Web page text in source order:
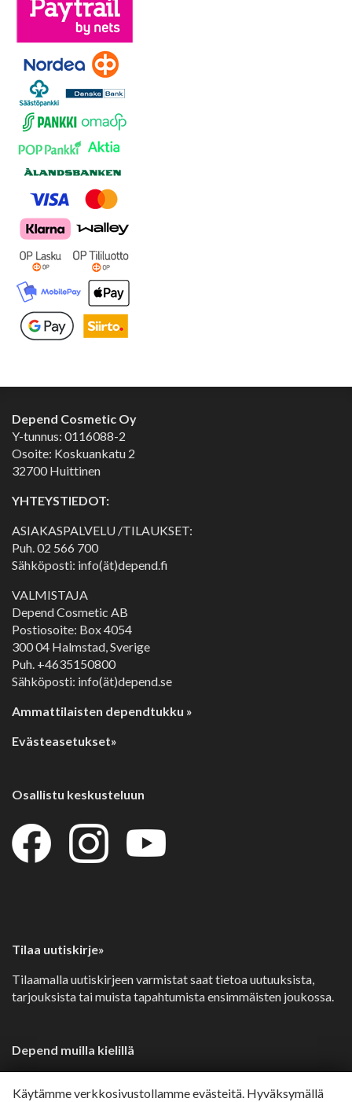
Käytämme verkkosivustollamme evästeitä. Hyväksymällä
Depend Cosmetic Oy
Y-tunnus: 0116088-2
Osoite: Koskuankatu 2
32700 Huittinen
YHTEYSTIEDOT:
ASIAKASPALVELU /TILAUKSET:
Puh.02 566 700
Sähköposti: info(ät)depend.fi
VALMISTAJA
Depend Cosmetic AB
Postiosoite: Box 4054
300 04 Halmstad, Sverige
Puh. +4635150800
Sähköposti: info(ät)depend.se
Ammattilaisten dependtukku »
Evästeasetukset»
Osallistu keskusteluun
Tilaa uutiskirje»
Tilaamalla uutiskirjeen varmistat saat tietoa uutuuksista,
tarjouksista tai muista tapahtumista ensimmäisten joukossa.
Depend muilla kielillä